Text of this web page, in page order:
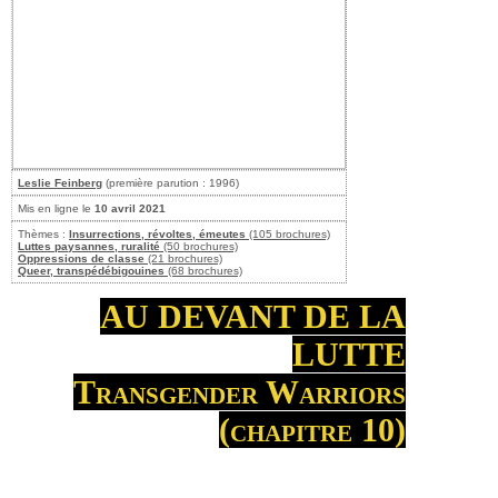
Leslie Feinberg (première parution : 1996)
Mis en ligne le 10 avril 2021
Thèmes : Insurrections, révoltes, émeutes (105 brochures)
Luttes paysannes, ruralité (50 brochures)
Oppressions de classe (21 brochures)
Queer, transpédébigouines (68 brochures)
AU DEVANT DE LA
LUTTE
Transgender Warriors
(chapitre 10)